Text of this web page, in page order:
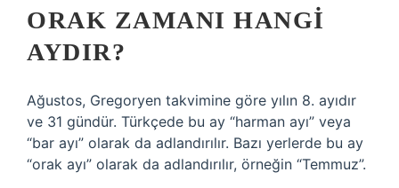
ORAK ZAMANI HANGI
AYDIR?
Ağustos, Gregoryen takvimine göre yılın 8. ayıdır
ve 31 gündür. Türkçede bu ay “harman ayı” veya
“bar ayı” olarak da adlandırılır. Bazı yerlerde bu ay
“orak ayı” olarak da adlandırılır, örneğin “Temmuz”.